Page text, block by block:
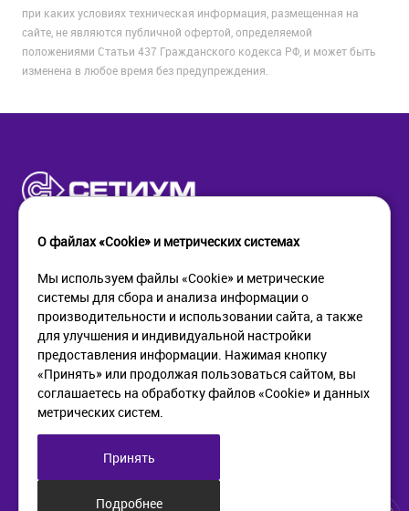
при каких условиях техническая информация, размещенная на
сайте, не являются публичной офертой, определяемой
положениями Статьи 437 Гражданского кодекса РФ, и может быть
изменена в любое время без предупреждения.
КОМПАНИЯ
О компании
Новости
Контакты
ПОМОЩЬ
Как купить
Доставка
Возврат
ИНФОРМАЦИЯ
Политика в отношении
обработки персональных
web@setium.ru
Малый пр. П.С., д 84-86
О файлах «Cookie» и метрических системах
Мы используем файлы «Cookie» и метрические
системы для сбора и анализа информации о
производительности и использовании сайта, а также
для улучшения и индивидуальной настройки
предоставления информации. Нажимая кнопку
«Принять» или продолжая пользоваться сайтом, вы
соглашаетесь на обработку файлов «Cookie» и данных
метрических систем.
Принять
Подробнее